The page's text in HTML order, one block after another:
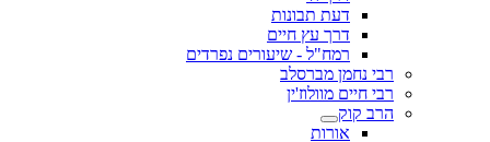
דעת תבונות
דרך עץ חיים
רמח"ל - שיעורים נפרדים
רבי נחמן מברסלב
רבי חיים מוולוז'ין
הרב קוק
אורות